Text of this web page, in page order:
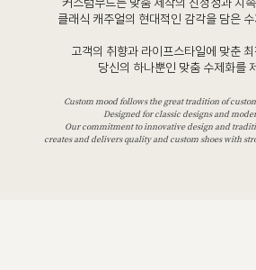
커스텀무드는 맞춤 제작의 진정성과 지
클래식 캐주얼의 현대적인 감각을 담은
고객의 취향과 라이프스타일에 맞춘
당신의 하나뿐인 맞춤 수제화를
Custom mood follows the great tradition of
Designed for classic designs and
Our commitment to innovative design and
creates and delivers quality and custom shoes with